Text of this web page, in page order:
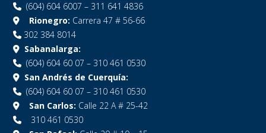
(604) 604 6007 – 311 641 4836
Rionegro: Carrera 47 # 56-66
302 384 8014
Sabanalarga:
(604) 604 60 07 – 310 461 0530
San Andrés de Cuerquía:
(604) 604 60 07 – 310 461 0530
San Carlos: Calle 22 A # 25-42
310 461 0530